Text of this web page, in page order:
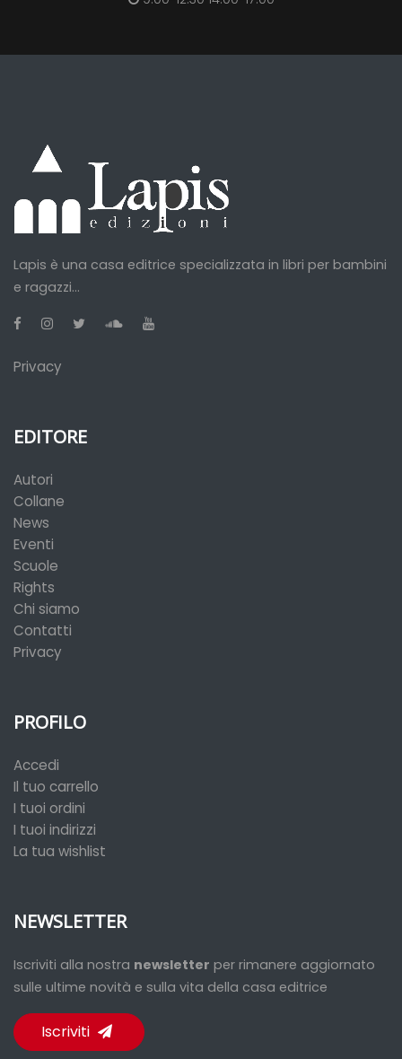
Lapis è una casa editrice specializzata in libri per bambini
e ragazzi...
Privacy
EDITORE
Autori
Collane
News
Eventi
Scuole
Rights
Chi siamo
Contatti
Privacy
PROFILO
Accedi
Il tuo carrello
I tuoi ordini
I tuoi indirizzi
La tua wishlist
NEWSLETTER
Iscriviti alla nostra newsletter per rimanere aggiornato
sulle ultime novità e sulla vita della casa editrice
Iscriviti